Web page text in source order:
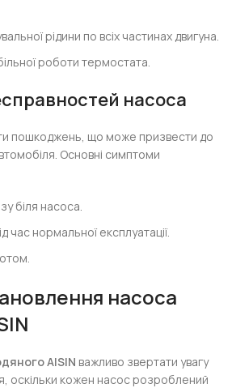
рідини по всіх частинах двигуна.
роботи термостата.
насоса
пошкоджень, що може призвести до
Основні симптоми
біля насоса.
час нормальної експлуатації.
насоса
AISIN важливо звертати увагу
оскільки кожен насос розроблений